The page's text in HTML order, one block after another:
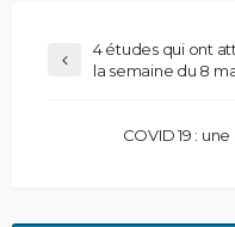
4 études qui ont
la semaine du 8
COVID 19 :